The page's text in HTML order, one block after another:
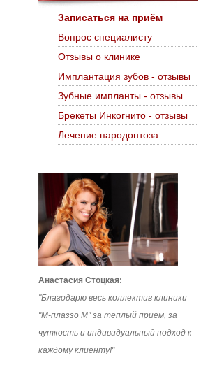
Записаться на приём
Вопрос специалисту
Отзывы о клинике
Имплантация зубов - отзывы
Зубные импланты - отзывы
Брекеты Инкогнито - отзывы
Лечение пародонтоза
Анастасия Стоцкая:
"Благодарю весь коллектив клиники
"М-плаззо М" за теплый прием, за
чуткость и индивидуальный подход к
каждому клиенту!"